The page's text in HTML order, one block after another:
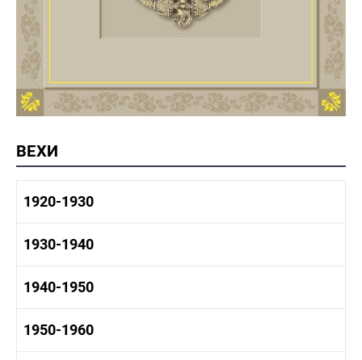
ВЕХИ
1920-1930
1920-1930 история
1930-1940
1930-1940 история
1940-1950
1940-1950 быт
1950-1960